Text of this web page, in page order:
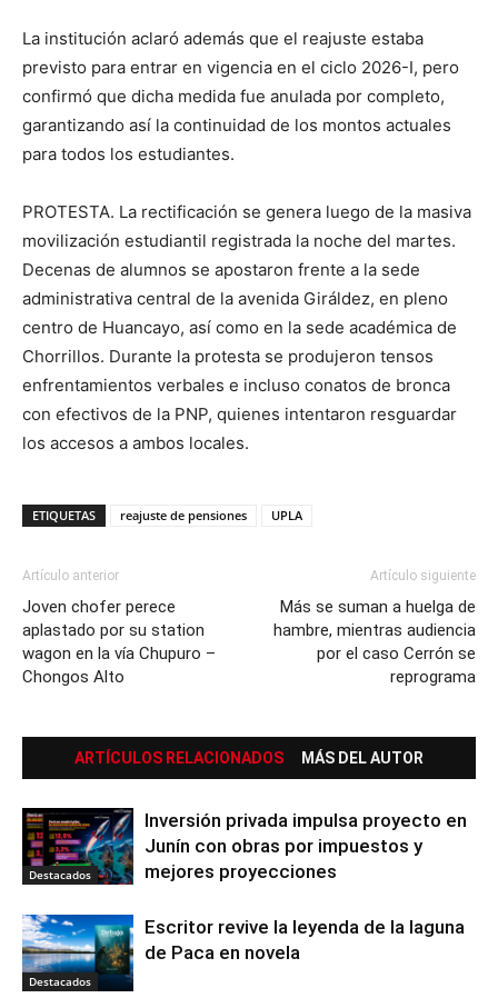
La institución aclaró además que el reajuste estaba
previsto para entrar en vigencia en el ciclo 2026-I, pero
confirmó que dicha medida fue anulada por completo,
garantizando así la continuidad de los montos actuales
para todos los estudiantes.
PROTESTA. La rectificación se genera luego de la masiva
movilización estudiantil registrada la noche del martes.
Decenas de alumnos se apostaron frente a la sede
administrativa central de la avenida Giráldez, en pleno
centro de Huancayo, así como en la sede académica de
Chorrillos. Durante la protesta se produjeron tensos
enfrentamientos verbales e incluso conatos de bronca
con efectivos de la PNP, quienes intentaron resguardar
los accesos a ambos locales.
ETIQUETAS reajuste de pensiones UPLA
Artículo anterior
Joven chofer perece
aplastado por su station
wagon en la vía Chupuro –
Chongos Alto
Artículo siguiente
Más se suman a huelga de
hambre, mientras audiencia
por el caso Cerrón se
reprograma
ARTÍCULOS RELACIONADOS MÁS DEL AUTOR
Destacados
Inversión privada impulsa proyecto en
Junín con obras por impuestos y
mejores proyecciones
Destacados
Escritor revive la leyenda de la laguna
de Paca en novela